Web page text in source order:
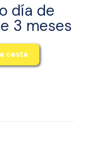
día de
3 meses
cesta